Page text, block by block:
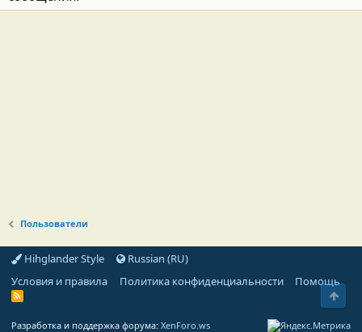
Пользователи
Hihglander Style
Russian (RU)
Условия и правила
Политика конфиденциальности Помощь
R
Разработка и поддержка форума: XenForo.ws